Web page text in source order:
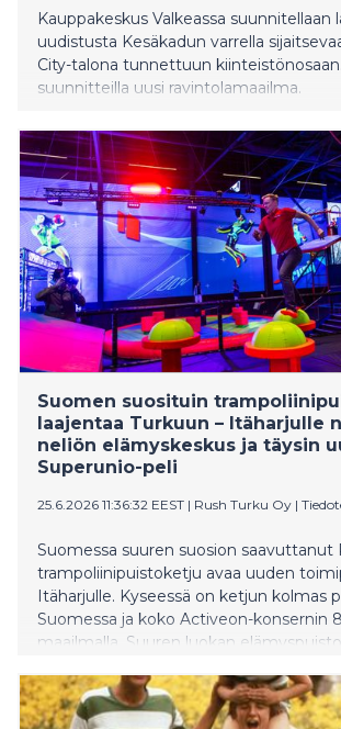
Kauppakeskus Valkeassa suunnitellaan
uudistusta Kesäkadun varrella
City-talona tunnettuun
suunnitteilla uusi ravintolamaailma.
Suomen suosituin
laajentaa Turkuun – Itäharjulle
neliön elämyskeskus ja täysin
Superunio-peli
25.6.2026 11:36:32 EEST | Rush Turku Oy |
Suomessa suuren suosion saavuttanut
trampoliinipuistoketju avaa uuden
Itäharjulle. Kyseessä on ketjun kolmas
Suomessa ja koko Activeon-konsernin
maailmalla. Suuren luokan
neliömetrin kokoinen keskus vahvistaa
liikkumismahdollisuuksia ja työllistää yli